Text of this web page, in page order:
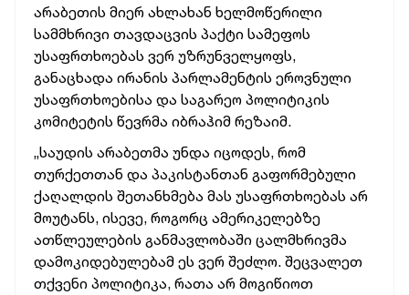
არაბეთის მიერ ახლახან ხელმოწერილი
სამმხრივი თავდაცვის პაქტი სამეფოს
უსაფრთხოებას ვერ უზრუნველყოფს,
განაცხადა ირანის პარლამენტის ეროვნული
უსაფრთხოებისა და საგარეო პოლიტიკის
კომიტეტის წევრმა იბრაჰიმ რეზაიმ.
„საუდის არაბეთმა უნდა იცოდეს, რომ
თურქეთთან და პაკისტანთან გაფორმებული
ქაღალდის შეთანხმება მას უსაფრთხოებას არ
მოუტანს, ისევე, როგორც ამერიკელებზე
ათწლეულების განმავლობაში ცალმხრივმა
დამოკიდებულებამ ეს ვერ შეძლო. შეცვალეთ
თქვენი პოლიტიკა, რათა არ მოგიწიოთ